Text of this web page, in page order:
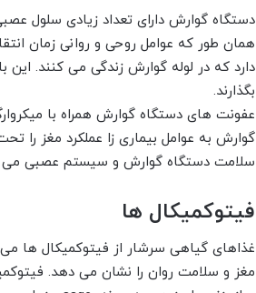
دستگاه گوارش دارای تعداد زیادی سلول
همان طور که عوامل روحی و روانی زمان
دارد که در لوله گوارش زندگی می کنند. این
بگذارند.
عفونت های دستگاه گوارش همراه با
گوارش به عوامل بیماری زا عملکرد مغز را
سلامت دستگاه گوارش و سیستم عصبی می
فیتوکمیکال ها
غذاهای گیاهی سرشار از فیتوکمیکال ها
مغز و سلامت روان را نشان می دهد.